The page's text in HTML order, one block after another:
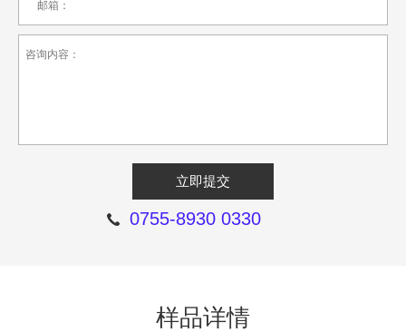
0755-8930 0330
样品详情